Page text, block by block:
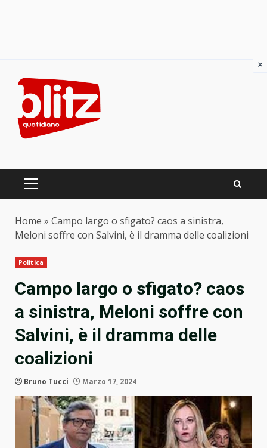
content
PRIMARY
Home » Campo largo o sfigato? caos a sinistra,
Meloni soffre con Salvini, è il dramma delle coalizioni
Politica
Campo largo o sfigato? caos
a sinistra, Meloni soffre con
Salvini, è il dramma delle
coalizioni
Bruno Tucci Marzo 17, 2024
×